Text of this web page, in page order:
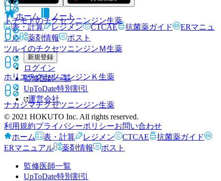
トチモトのチクセツニンジン生薬
ツルイのチクセツニンジンＭ生薬
ホリエチクセツニンジンＫ 生薬
ナカジマチクセツニンジン生薬
ホーム
ノート
表・計算
レジメン CTCAE 抗菌薬ガイド
ERマニュ
アル
薬剤情報 ポスト
新規登録
ログイン
監修医師一覧
UpToDate特別割引
運営会社
© 2021 HOKUTO Inc. All rights reserved.
利用規約プライバシーポリシーお問い合わせ
ホーム
表・計算 レジメン CTCAE
抗菌薬ガイド
ERマニュアル
薬剤情報 ポスト
監修医師一覧
UpToDate特別割引